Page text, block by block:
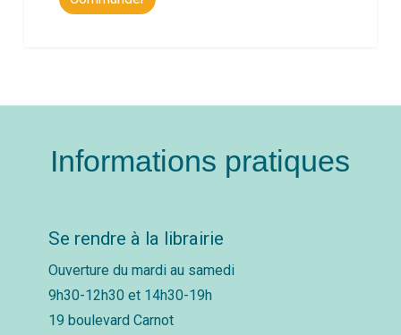
Informations pratiques
Se rendre à la librairie
Ouverture du mardi au samedi
9h30-12h30 et 14h30-19h
19 boulevard Carnot